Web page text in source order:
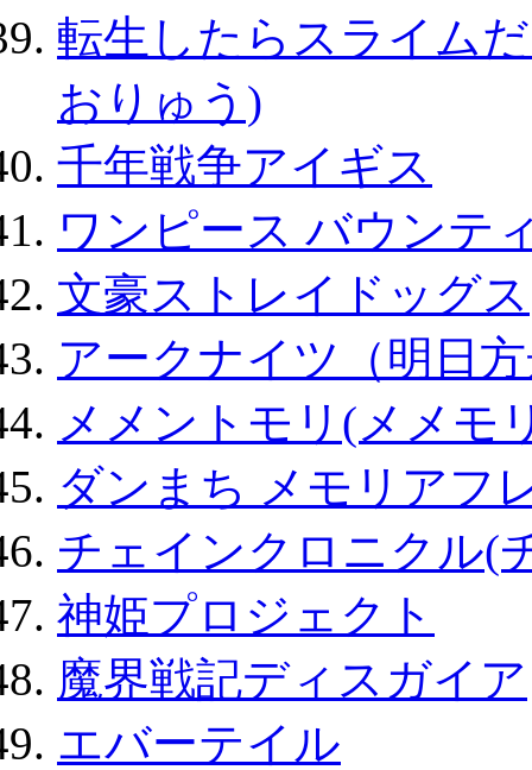
転生したらスライム
おりゅう)
千年戦争アイギス
ワンピース バウンテ
文豪ストレイドッグス
アークナイツ（明日
メメントモリ(メメモ
ダンまち メモリアフ
チェインクロニクル(
神姫プロジェクト
魔界戦記ディスガイア
エバーテイル